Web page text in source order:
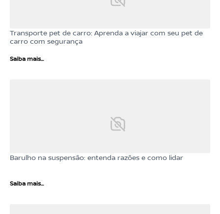
Transporte pet de carro: Aprenda a viajar com seu pet de
carro com segurança
Saiba mais...
Barulho na suspensão: entenda razões e como lidar
Saiba mais...